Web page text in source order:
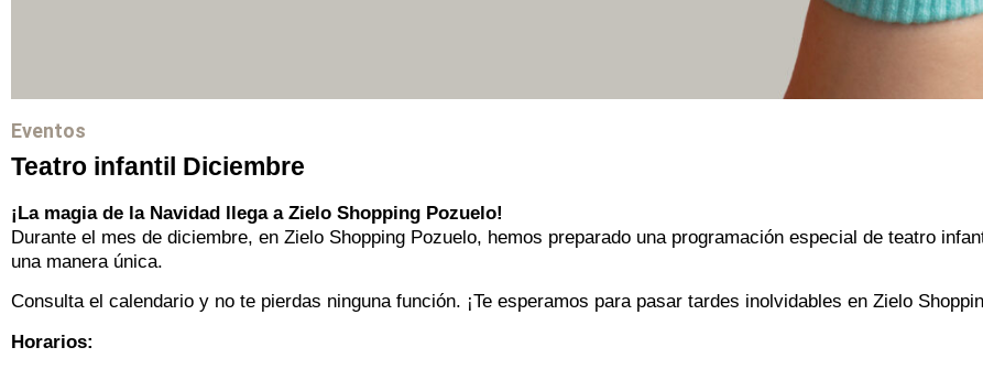
Eventos
Teatro infantil Diciembre
¡La magia de la Navidad llega a Zielo Shopping Pozuelo!
Durante el mes de diciembre, en Zielo Shopping Pozuelo, hemos preparado una programación especial de teatro
una manera única.
Consulta el calendario y no te pierdas ninguna función. ¡Te esperamos para pasar tardes inolvidables en Zielo
Horarios: